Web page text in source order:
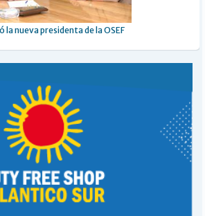
la nueva presidenta de la OSEF